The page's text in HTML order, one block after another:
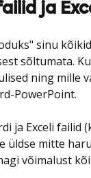
ja
sinu
sõltumata.
ning mille
PowerPoint.
ja Exceli
üldse mitte
võimalust